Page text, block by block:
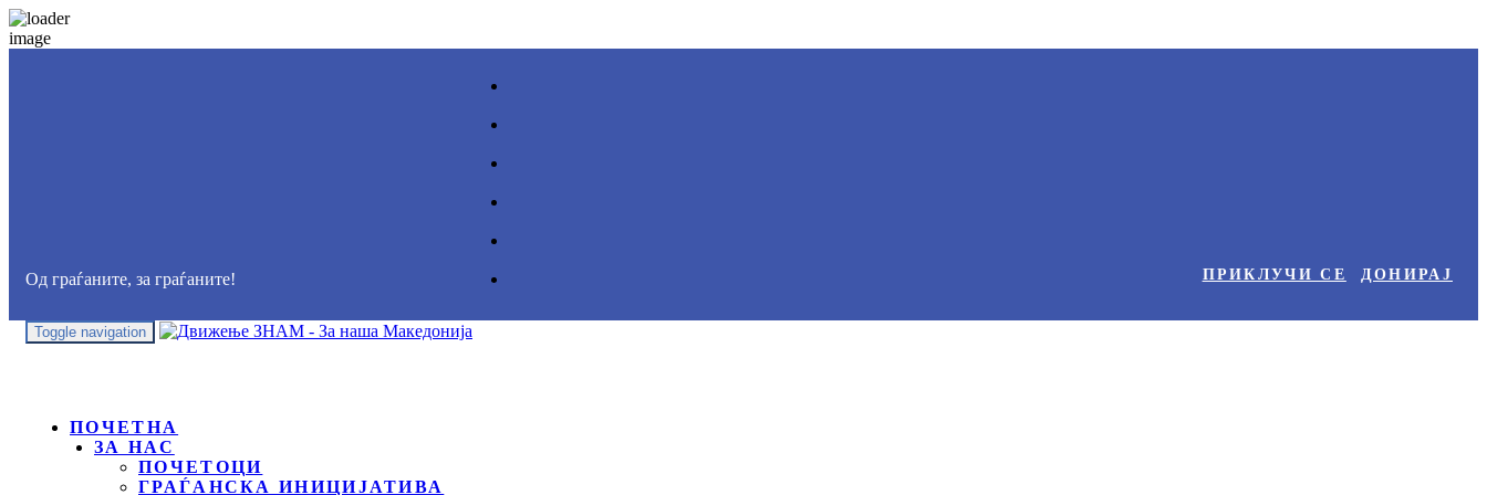
Од граѓаните, за граѓаните! ДОНИРАЈ
ПРИКЛУЧИ СЕ
Toggle navigation
ПОЧЕТНА
ЗА НАС
ПОЧЕТОЦИ
ГРАЃАНСКА ИНИЦИЈАТИВА